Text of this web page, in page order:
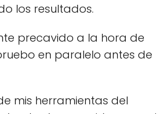
los resultados.
precavido a la hora de
en paralelo antes de
mis herramientas del